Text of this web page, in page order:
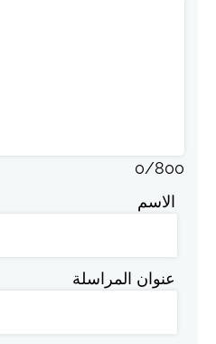
0/800
الاسم
عنوان المراسلة